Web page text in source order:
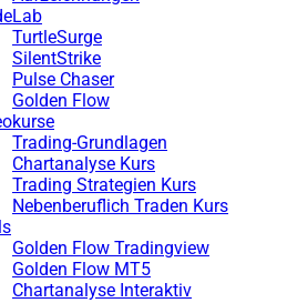
TurtleSurge
SilentStrike
Pulse Chaser
Golden Flow
Trading-Grundlagen
Chartanalyse Kurs
Trading Strategien Kurs
Nebenberuflich Traden Kurs
Golden Flow Tradingview
Golden Flow MT5
Chartanalyse Interaktiv